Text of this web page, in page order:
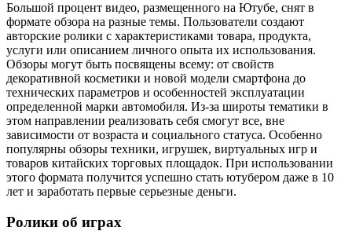
Большой процент видео, размещенного на Ютубе, снят в
формате обзора на разные темы. Пользователи создают
авторские ролики с характеристиками товара, продукта,
услуги или описанием личного опыта их использования.
Обзоры могут быть посвящены всему: от свойств
декоративной косметики и новой модели смартфона до
технических параметров и особенностей эксплуатации
определенной марки автомобиля. Из-за широты тематики в
этом направлении реализовать себя смогут все, вне
зависимости от возраста и социального статуса. Особенно
популярны обзоры техники, игрушек, виртуальных игр и
товаров китайских торговых площадок. При использовании
этого формата получится успешно стать ютубером даже в 10
лет и заработать первые серьезные деньги.
Ролики об играх